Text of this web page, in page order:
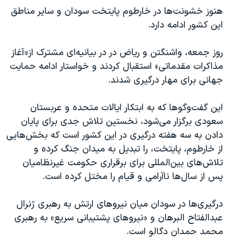
اسرائیل در جنگ
همایش محافظه‌کاران آمریکا «سی‌پک»
صفحه‌های ویژه
هنوز خشونت‌ها در خارطوم پایتخت سودان و سایر مناطق
این کشور‌ ادامه دارد.
روز جمعه، واشنگتن و ریاض در در بیانیه‌ای مشترک از«آغاز
مذاکرات مقدماتی» استقبال کردند و خواستار ادامه حمایت
جهانی برای مهار درگیری شدند.
این گفت‌وگوها که به ابتکار ایالات متحده و عربستان
سعودی برگزار می‌شود، نخستین تلاش جدی برای پایان
دادن به سه هفته درگیری در این کشور است که بخش‌هایی
از خارطوم، پایتخت، را تبدیل به میدان جنگ کرده و
تلاش‌های بین‌المللی برای برقراری حکومت غیرنظامیان
پس از سال‌ها ناآرامی و قیام را مختل کرده است.
درگیری‌ها در سودان میان نیروهای ارتش به رهبری ژنرال
عبدالفتاح البرهان و «نیروهای پشتیبانی سریع» به رهبری
محمد حمدان دگالو است.